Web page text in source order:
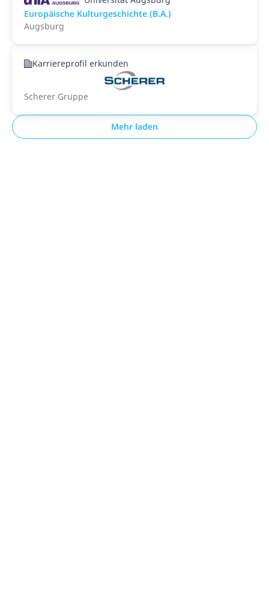
Europäische Kulturgeschichte (B.A.)
Augsburg
Karriereprofil erkunden
Scherer Gruppe
Mehr laden